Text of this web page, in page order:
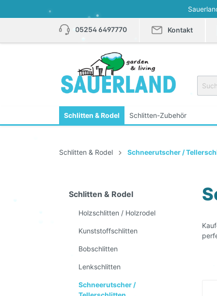
05254 6497770 Kontakt
Schlitten & Rodel Schlitten-Zubehör
Tellerschlitten
Schlitten & Rodel Schneerutscher /
Schlitten & Rodel
Holzschlitten / Holzrodel
Kunststoffschlitten
Bobschlitten
Lenkschlitten
Schneerutscher /